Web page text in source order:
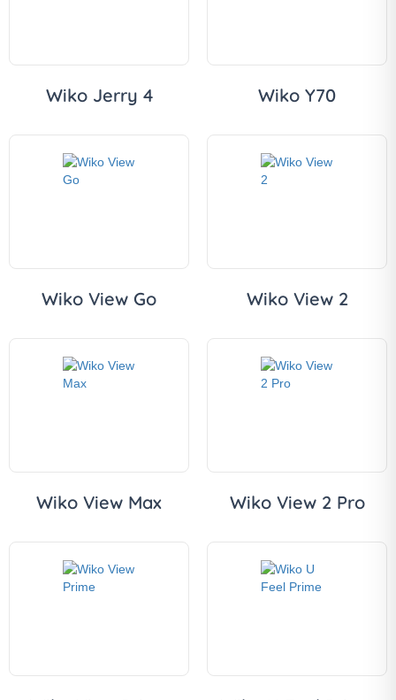
Wiko Jerry 4 Wiko Y70
Wiko View Go Wiko View 2
Wiko View Max Wiko View 2 Pro